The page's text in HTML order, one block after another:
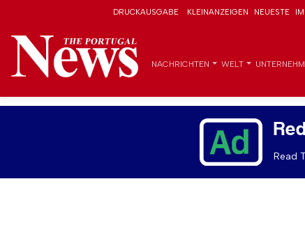
DRUCKAUSGABE KLEINANZEIGEN NEUESTE
NACHRICHTEN WELT
Read